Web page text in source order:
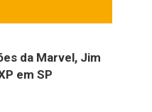
da Marvel, Jim
em SP